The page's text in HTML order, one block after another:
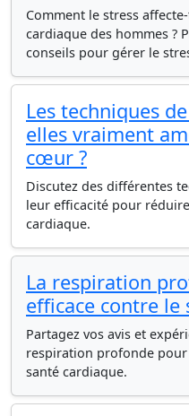
Comment le stress
cardiaque des hommes ?
conseils pour gérer le
Les techniques
elles vraiment
cœur ?
Discutez des différentes
leur efficacité pour
cardiaque.
La respiration
efficace contre le
Partagez vos avis et
respiration profonde
santé cardiaque.